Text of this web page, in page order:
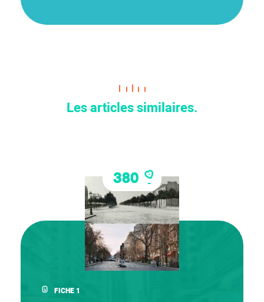
Les articles similaires.
FICHE 1
380